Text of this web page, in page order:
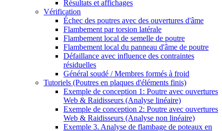
Résultats et affichages
Vérification
Échec des poutres avec des ouvertures d'âme
Flambement par torsion latérale
Flambement local de semelle de poutre
Flambement local du panneau d'âme de poutre
Défaillance avec influence des contraintes
résiduelles
Général soudé / Membres formés à froid
Tutoriels (Poutres en plaques d'éléments finis)
Exemple de conception 1: Poutre avec ouvertures
Web & Raidisseurs (Analyse linéaire)
Exemple de conception 2: Poutre avec ouvertures
Web & Raidisseurs (Analyse non linéaire)
Exemple 3. Analyse de flambage de poteaux en